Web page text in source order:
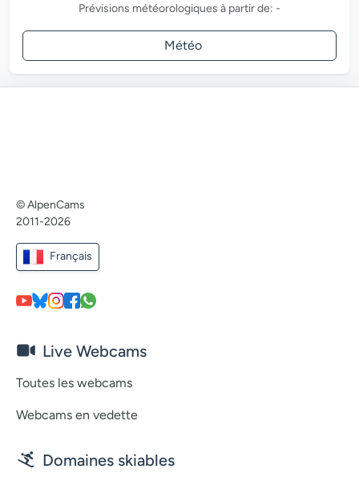
Prévisions météorologiques à partir de: -
Météo
© AlpenCams
2011-2026
Français
Live Webcams
Toutes les webcams
Webcams en vedette
Domaines skiables